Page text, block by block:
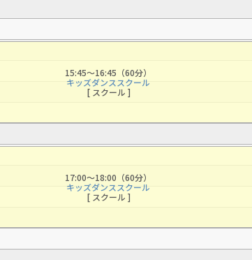
15:45〜16:45（60分）
キッズダンススクール
[ スクール ]
17:00〜18:00（60分）
キッズダンススクール
[ スクール ]
For foreigners
Central Sports official website is
English. Click the link below (start
automatic translation) to return to
translation service, the Japanese